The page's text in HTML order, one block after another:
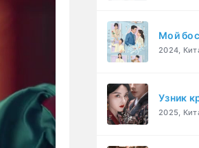
Мой
2024,
Узник
2025,